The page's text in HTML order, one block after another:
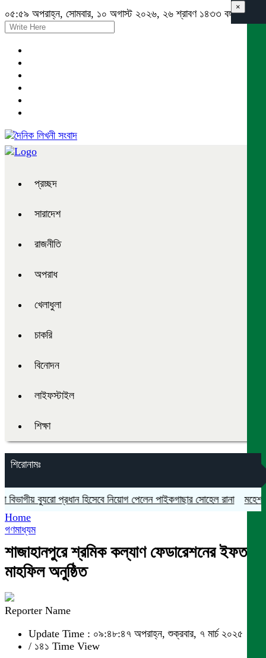
০৫:৫৯ অপরাহ্ন, সোমবার, ১০ অগাস্ট ২০২৬, ২৬ শ্রাবণ ১৪৩৩ বঙ্গাব্দ
প্রচ্ছদ
সারাদেশ
রাজনীতি
অপরাধ
খেলাধুলা
চাকরি
বিনোদন
লাইফস্টাইল
শিক্ষা
শিরোনামঃ
ব্যুরো প্রধান হিসেবে নিয়োগ পেলেন পাইকগাছার সোহেল রানা মহেশপুরে
×
Home
গণমাধ্যম
শাজাহানপুরে শ্রমিক কল্যাণ ফেডারেশনের ইফতার
মাহফিল অনুষ্ঠিত
Reporter Name
Update Time : ০৯:৪৮:৪৭ অপরাহ্ন, শুক্রবার, ৭ মার্চ ২০২৫
/ ১৪১ Time View